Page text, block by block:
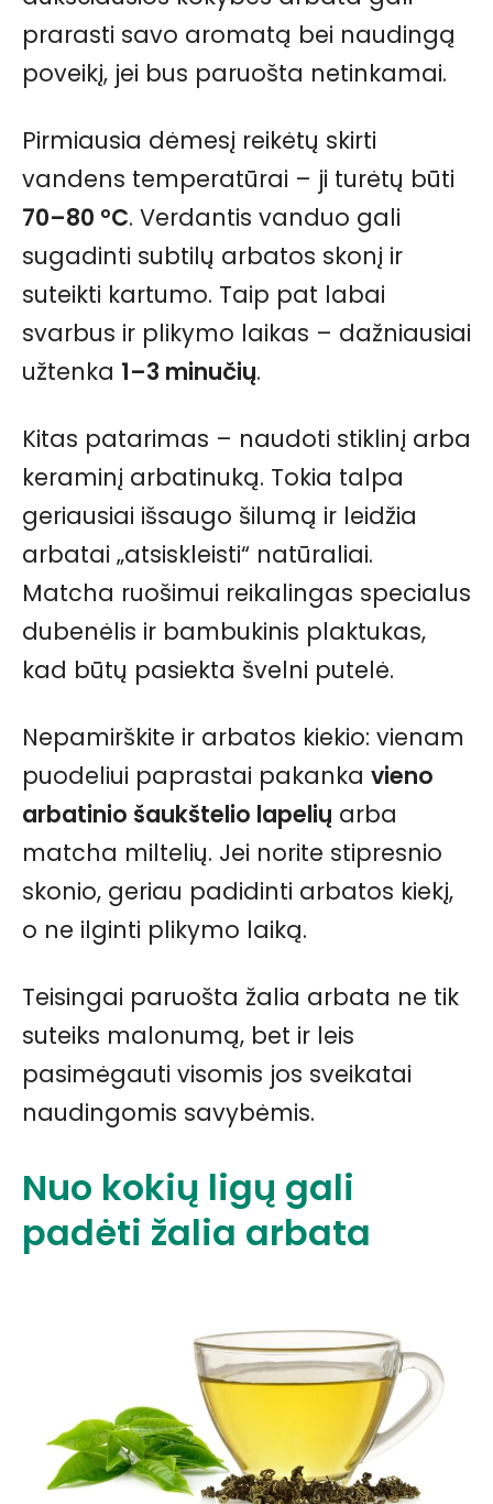
prarasti savo aromatą bei naudingą
poveikį, jei bus paruošta netinkamai.
Pirmiausia dėmesį reikėtų skirti
vandens temperatūrai – ji turėtų būti
70–80 °C. Verdantis vanduo gali
sugadinti subtilų arbatos skonį ir
suteikti kartumo. Taip pat labai
svarbus ir plikymo laikas – dažniausiai
užtenka 1–3 minučių.
Kitas patarimas – naudoti stiklinį arba
keraminį arbatinuką. Tokia talpa
geriausiai išsaugo šilumą ir leidžia
arbatai „atsiskleisti“ natūraliai.
Matcha ruošimui reikalingas specialus
dubenėlis ir bambukinis plaktukas,
kad būtų pasiekta švelni putelė.
Nepamirškite ir arbatos kiekio: vienam
puodeliui paprastai pakanka vieno
arbatinio šaukštelio lapelių arba
matcha miltelių. Jei norite stipresnio
skonio, geriau padidinti arbatos kiekį,
o ne ilginti plikymo laiką.
Teisingai paruošta žalia arbata ne tik
suteiks malonumą, bet ir leis
pasimėgauti visomis jos sveikatai
naudingomis savybėmis.
Nuo kokių ligų gali
padėti žalia arbata